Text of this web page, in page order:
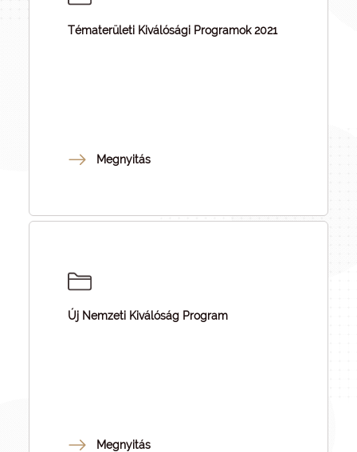
Tématerületi Kiválósági Programok 2021
Megnyitás
Új Nemzeti Kiválóság Program
Megnyitás